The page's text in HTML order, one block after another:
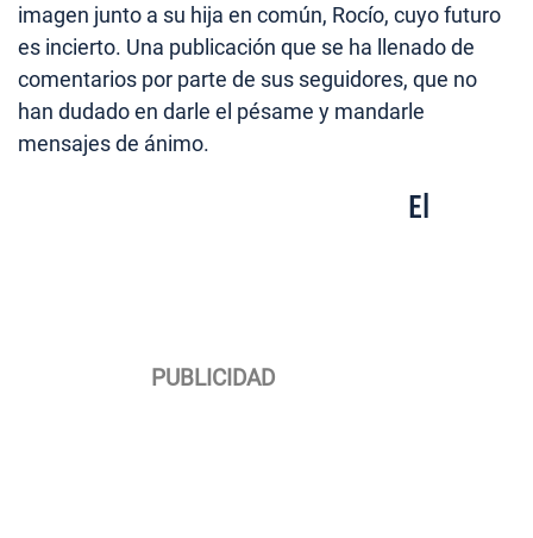
imagen junto a su hija en común, Rocío, cuyo futuro
es incierto. Una publicación que se ha llenado de
comentarios por parte de sus seguidores, que no
han dudado en darle el pésame y mandarle
mensajes de ánimo.
El